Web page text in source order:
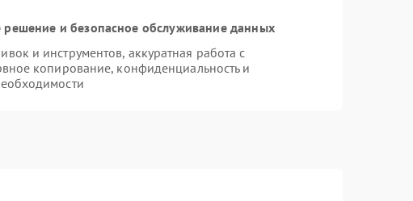
и безопасное обслуживание данных
и инструментов, аккуратная работа с
копирование, конфиденциальность и